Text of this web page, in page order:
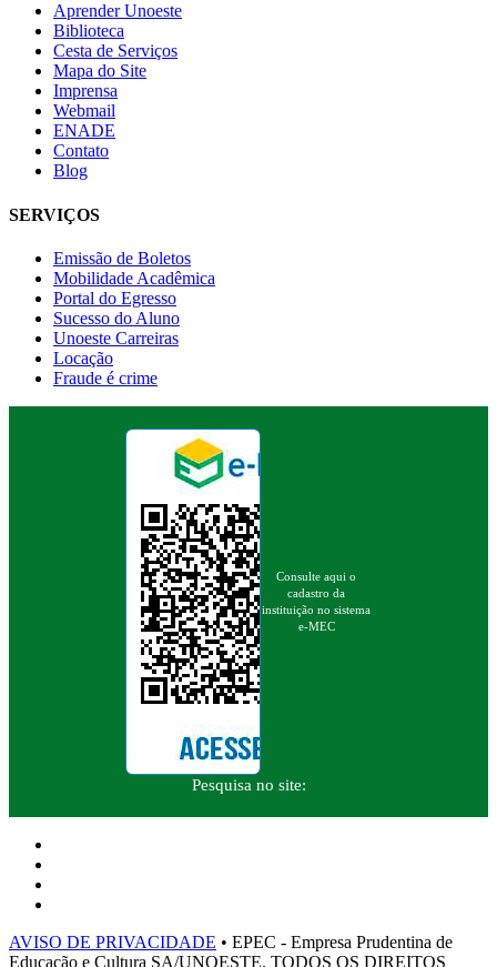
Aprender Unoeste
Biblioteca
Cesta de Serviços
Mapa do Site
Imprensa
Webmail
ENADE
Contato
Blog
SERVIÇOS
Emissão de Boletos
Mobilidade Acadêmica
Portal do Egresso
Sucesso do Aluno
Unoeste Carreiras
Locação
Fraude é crime
Consulte aqui o
cadastro da
instituição no sistema
e-MEC
Pesquisa no site:
AVISO DE PRIVACIDADE • EPEC - Empresa Prudentina de
Educação e Cultura SA/UNOESTE. TODOS OS DIREITOS